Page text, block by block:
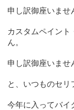
申し訳御座いませ
カスタムペイン
ん。
申し訳御座いませ
と、いつものセリ
今年に入ってバイ